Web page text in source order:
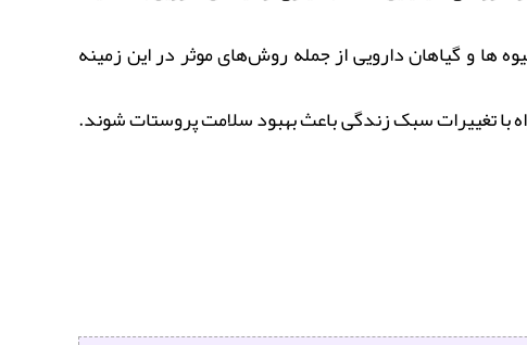
ها و گیاهان دارویی از جمله روش‌های موثر در این زمینه
با تغییرات سبک زندگی باعث بهبود سلامت پروستات شوند.